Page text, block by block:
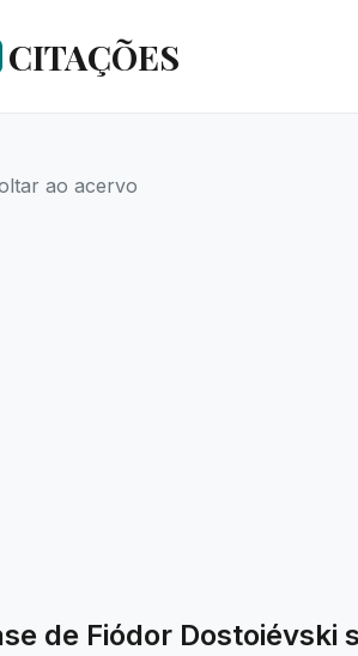
CITAÇÕES
ao acervo
de Fiódor Dostoiévski